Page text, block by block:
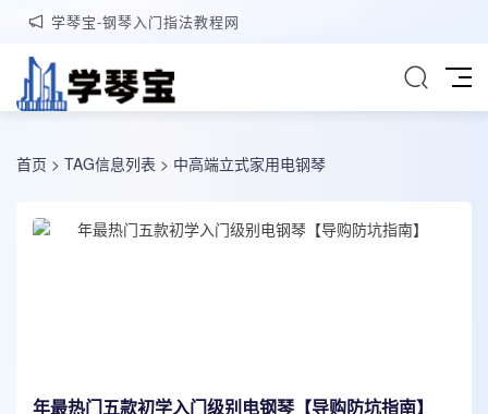
学琴宝-钢琴入门指法教程网
首页 > TAG信息列表 > 中高端立式家用电钢琴
年最热门五款初学入门级别电钢琴【导购防坑指南】